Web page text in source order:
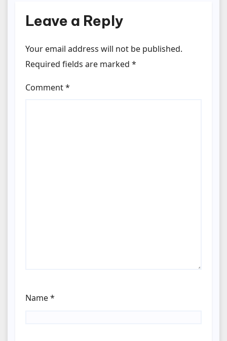
Leave a Reply
Your email address will not be published.
Required fields are marked *
Comment*
Name*